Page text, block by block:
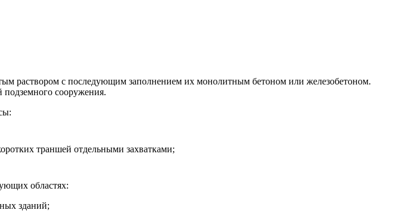
раствором с последующим заполнением их монолитным бетоном или железобетоном.
сооружения.
траншей отдельными захватками;
областях:
зданий;